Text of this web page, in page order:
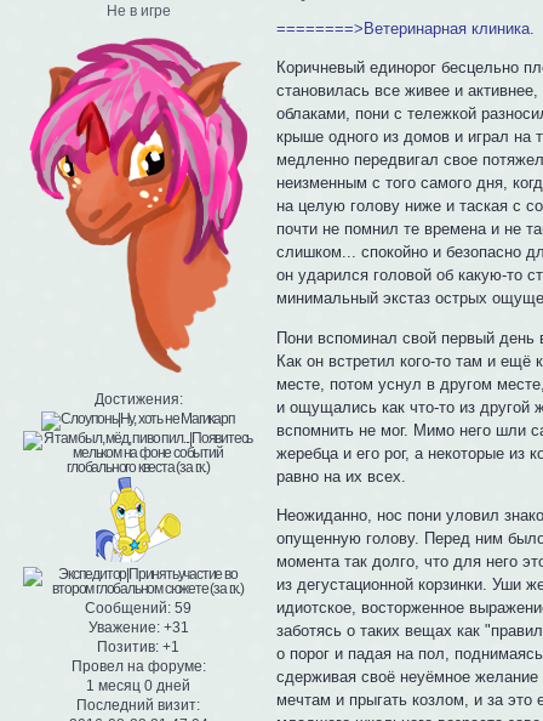
Не в игре
Достижения:
Сообщений: 59
Уважение: +31
Позитив: +1
Провел на форуме:
1 месяц 0 дней
Последний визит:
========>Ветеринарная клиника.
Коричневый единорог бесцельно
становилась все живее и
облаками, пони с тележкой
крыше одного из домов и играл на
медленно передвигал свое
неизменным с того самого дня,
на целую голову ниже и таская с
почти не помнил те времена и не
слишком... спокойно и безопасно
он ударился головой об какую-то
минимальный экстаз острых
Пони вспоминал свой первый
Как он встретил кого-то там и ещё
месте, потом уснул в другом
и ощущались как что-то из другой
вспомнить не мог. Мимо него шли
жеребца и его рог, а некоторые из
равно на их всех.
Неожиданно, нос пони уловил
опущенную голову. Перед ним
момента так долго, что для него
из дегустационной корзинки. Уши
идиотское, восторженное
заботясь о таких вещах как
о порог и падая на пол,
сдерживая своё неуёмное
мечтам и прыгать козлом, и за это